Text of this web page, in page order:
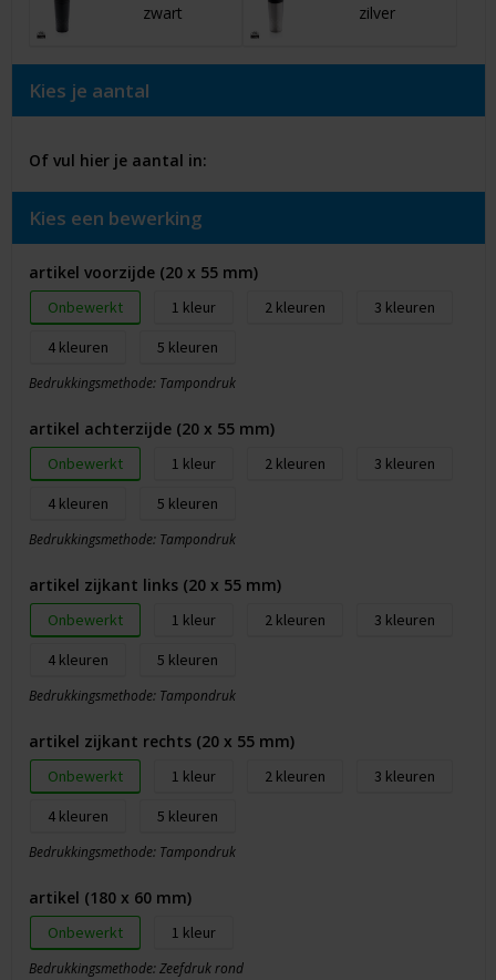
zwart zilver
Kies je aantal
Of vul hier je aantal in:
Kies een bewerking
artikel voorzijde (20 x 55 mm)
Onbewerkt 1 2
3
4
5
Bedrukkingsmethode: Tampondruk
artikel achterzijde (20 x 55 mm)
Onbewerkt 1 2
3
4
5
Bedrukkingsmethode: Tampondruk
artikel zijkant links (20 x 55 mm)
Onbewerkt 1 2
3
4
5
Bedrukkingsmethode: Tampondruk
artikel zijkant rechts (20 x 55 mm)
Onbewerkt 1 2
3
4
5
Bedrukkingsmethode: Tampondruk
artikel (180 x 60 mm)
Onbewerkt 1
Bedrukkingsmethode: Zeefdruk rond